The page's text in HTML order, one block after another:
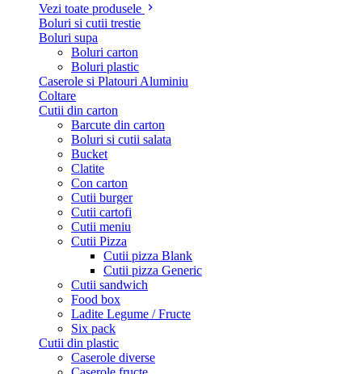
Vezi toate produsele
Boluri si cutii trestie
Boluri supa
Boluri carton
Boluri plastic
Caserole si Platouri Aluminiu
Coltare
Cutii din carton
Barcute din carton
Boluri si cutii salata
Bucket
Clatite
Con carton
Cutii burger
Cutii cartofi
Cutii meniu
Cutii Pizza
Cutii pizza Blank
Cutii pizza Generic
Cutii sandwich
Food box
Ladite Legume / Fructe
Six pack
Cutii din plastic
Caserole diverse